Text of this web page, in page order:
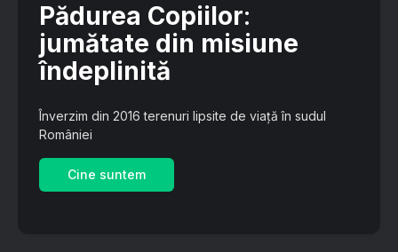
Pădurea Copiilor:
jumătate din misiune
îndeplinită
Înverzim din 2016 terenuri lipsite de viață în sudul
României
Cine suntem